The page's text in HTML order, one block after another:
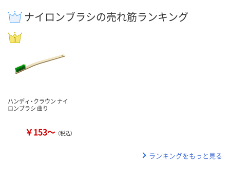
ナイロンブラシの売れ筋ランキング
ハンディ・クラウン ナイ
ロンブラシ 曲り
￥153～ （税込）
ランキングをもっと見る